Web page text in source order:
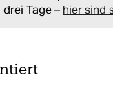
Tage – hier sind